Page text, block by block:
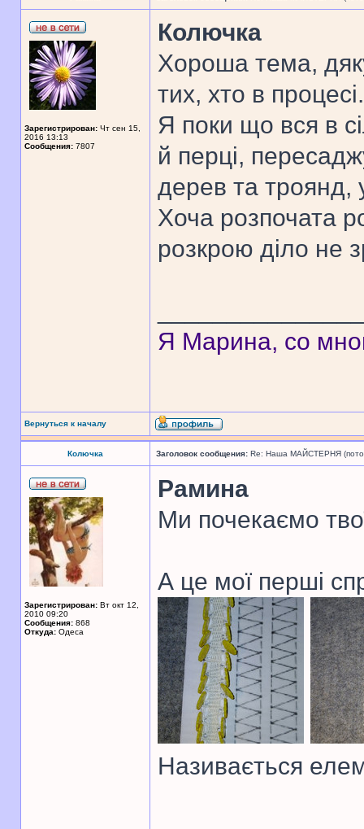
Зарегистрирован: Чт сен 15,
2016 13:13
Сообщения: 7807
Колючка
Хороша тема,
тих, хто в процесі.
Я поки що вся в
й перці,
дерев та троянд,
Хоча розпочата
розкрою діло не
Я Марина, со
Вернуться к началу
Колючка Заголовок сообщения: Re: Наша МАЙСТЕРНЯ
Зарегистрирован: Вт окт 12,
2010 09:20
Сообщения: 868
Откуда: Одеса
Рамина
Ми почекаємо
А це мої перші
Називається